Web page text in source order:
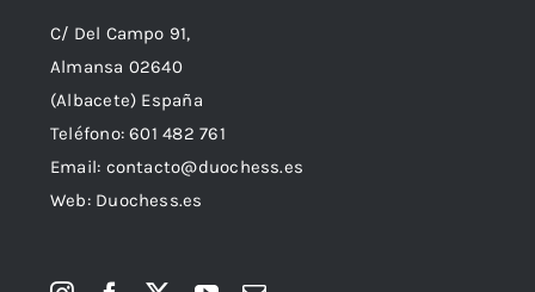
C/ Del Campo 91,
Almansa 02640
(Albacete) España
Teléfono:601 482 761
Email: contacto@duochess.es
Web: Duochess.es